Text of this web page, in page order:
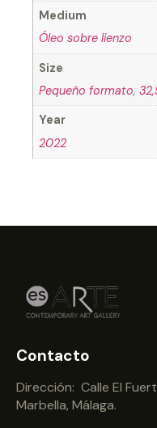
Medium
Óleo sobre lienzo
Size
Pequeño formato,
Year
2022
Contacto
Dirección: Calle El
Marbella, Málaga.